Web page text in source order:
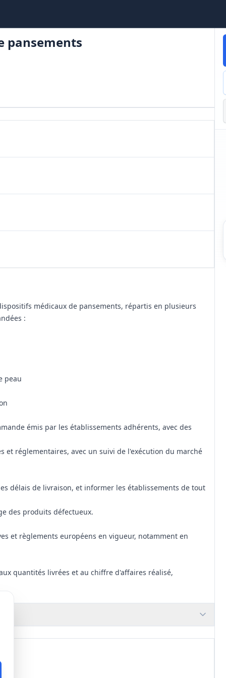
pansements
médicaux de pansements, répartis en plusieurs
:
peau
émis par les établissements adhérents, avec des
et réglementaires, avec un suivi de l'exécution du marché
délais de livraison, et informer les établissements de tout
des produits défectueux.
et règlements européens en vigueur, notamment en
quantités livrées et au chiffre d'affaires réalisé,